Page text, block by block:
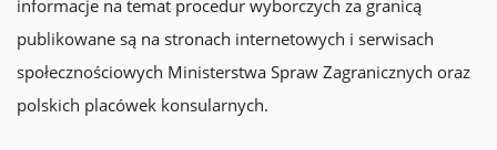
informacje na temat procedur wyborczych za granicą
publikowane są na stronach internetowych i serwisach
społecznościowych Ministerstwa Spraw Zagranicznych oraz
polskich placówek konsularnych.